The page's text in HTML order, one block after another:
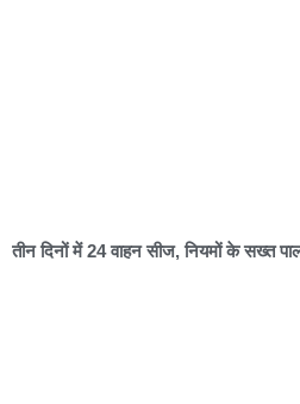
तीन दिनों में 24 वाहन सीज, नियमों के सख्त